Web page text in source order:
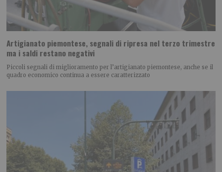
Artigianato piemontese, segnali di ripresa nel terzo trimestre
ma i saldi restano negativi
Piccoli segnali di miglioramento per l’artigianato piemontese, anche se il
quadro economico continua a essere caratterizzato